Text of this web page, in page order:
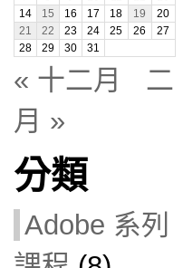
14
15 16 17 18 19
20
21
22 23 24 25 26
27
28
29 30 31
« 十二月
二
月 »
分類
Adobe 系列